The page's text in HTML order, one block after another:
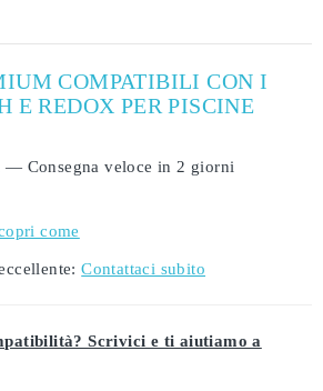
COMPATIBILI CON I
E REDOX PER PISCINE
— Consegna veloce in 2 giorni
come
Contattaci subito
Scrivici e ti aiutiamo a